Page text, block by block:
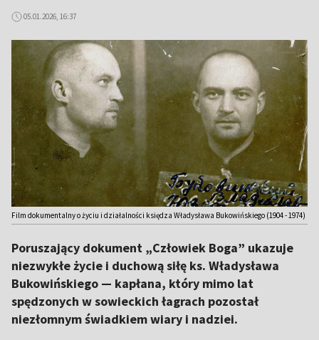
05.01.2026, 16:37
Film dokumentalny o życiu i działalności księdza Władysława Bukowińskiego (1904 - 1974)
Poruszający dokument „Człowiek Boga” ukazuje
niezwykłe życie i duchową siłę ks. Władysława
Bukowińskiego — kapłana, który mimo lat
spędzonych w sowieckich łagrach pozostał
niezłomnym świadkiem wiary i nadziei.